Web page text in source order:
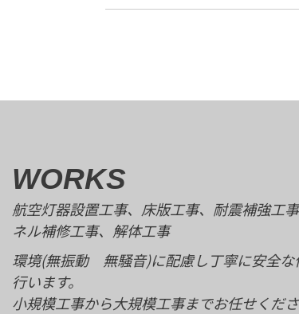
WORKS
航空灯器設置工事、床版工事、耐震補強工
ネル補修工事、解体工事
環境(無振動 無騒音)に配慮し丁寧に安全な
行います。
小規模工事から大規模工事までお任せくださ